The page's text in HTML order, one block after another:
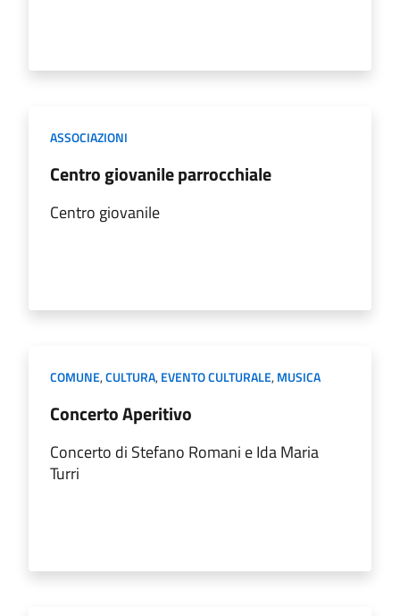
ASSOCIAZIONI
Centro giovanile parrocchiale
Centro giovanile
COMUNE,CULTURA,EVENTO CULTURALE,MUSICA
Concerto Aperitivo
Concerto di Stefano Romani e Ida Maria
Turri